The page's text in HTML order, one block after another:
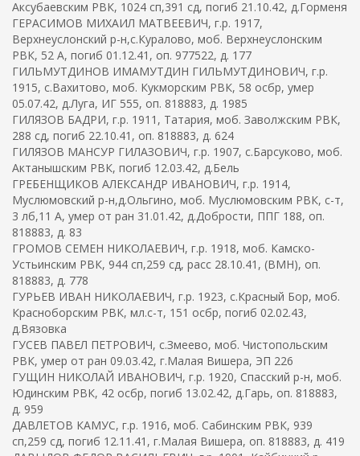
Аксубаевским РВК, 1024 сп,391 сд, погиб 21.10.42, д.Горменя
ГЕРАСИМОВ МИХАИЛ МАТВЕЕВИЧ, г.р. 1917,
Верхнеуслонский р-н,с.Куралово, моб. Верхнеуслонским
РВК, 52 А, погиб 01.12.41, оп. 977522, д. 177
ГИЛЬМУТДИНОВ ИМАМУТДИН ГИЛЬМУТДИНОВИЧ, г.р.
1915, с.Вахитово, моб. Кукморским РВК, 58 осбр, умер
05.07.42, д.Луга, ИГ 555, оп. 818883, д. 1985
ГИЛЯЗОВ БАДРИ, г.р. 1911, Татария, моб. Заволжским РВК,
288 сд, погиб 22.10.41, оп. 818883, д. 624
ГИЛЯЗОВ МАНСУР ГИЛАЗОВИЧ, г.р. 1907, с.Барсуково, моб.
Актанышским РВК, погиб 12.03.42, д.Бель
ГРЕБЕНЩИКОВ АЛЕКСАНДР ИВАНОВИЧ, г.р. 1914,
Муслюмовский р-н,д.Ольгино, моб. Муслюмовским РВК, с-т,
3 лб,11 А, умер от ран 31.01.42, д.Добрости, ППГ 188, оп.
818883, д. 83
ГРОМОВ СЕМЕН НИКОЛАЕВИЧ, г.р. 1918, моб. Камско-
Устьинским РВК, 944 сп,259 сд, расс 28.10.41, (ВМН), оп.
818883, д. 778
ГУРЬЕВ ИВАН НИКОЛАЕВИЧ, г.р. 1923, с.Красный Бор, моб.
Красноборским РВК, мл.с-т, 151 осбр, погиб 02.02.43,
д.Вязовка
ГУСЕВ ПАВЕЛ ПЕТРОВИЧ, с.Змеево, моб. Чистопольским
РВК, умер от ран 09.03.42, г.Малая Вишера, ЭП 226
ГУЩИН НИКОЛАЙ ИВАНОВИЧ, г.р. 1920, Спасский р-н, моб.
Юдинским РВК, 42 осбр, погиб 13.02.42, д.Гарь, оп. 818883,
д. 959
ДАВЛЕТОВ КАМУС, г.р. 1916, моб. Сабинским РВК, 939
сп,259 сд, погиб 12.11.41, г.Малая Вишера, оп. 818883, д. 419